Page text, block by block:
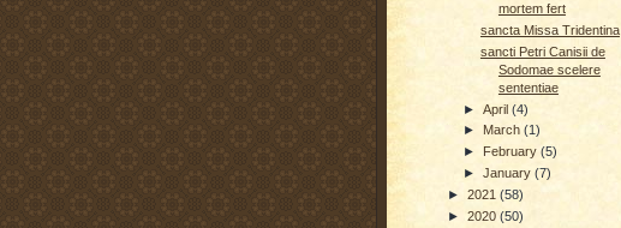
mortem fert
sancta Missa Tridentina
sancti Petri Canisii de
Sodomae scelere
sententiae
►April(4)
► March(1)
►
February(5)
►January(7)
► 2021 (58)
► 2020 (50)